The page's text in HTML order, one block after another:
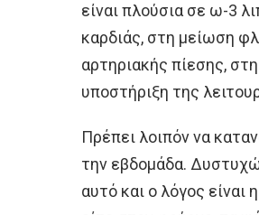
είναι πλούσια σε ω-3
καρδιάς, στη μείωση
αρτηριακής πίεσης,
υποστήριξη της
Πρέπει λοιπόν να
την εβδομάδα.
αυτό και ο λόγος